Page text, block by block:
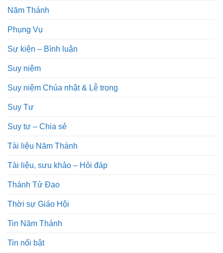
Năm Thánh
Phụng Vụ
Sự kiện – Bình luận
Suy niệm
Suy niệm Chúa nhật & Lễ trọng
Suy Tư
Suy tư – Chia sẻ
Tài liệu Năm Thánh
Tài liệu, sưu khảo – Hỏi đáp
Thánh Tử Đạo
Thời sự Giáo Hội
Tin Năm Thánh
Tin nổi bật